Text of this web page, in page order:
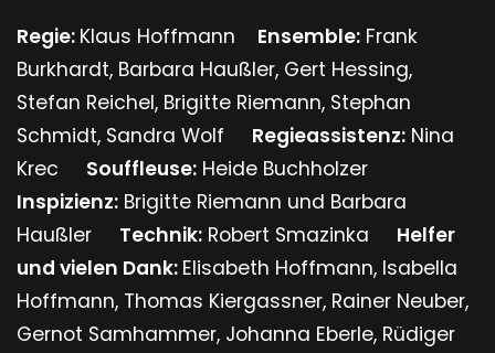
Regie: Klaus Hoffmann Ensemble: Frank
Burkhardt, Barbara Haußler, Gert Hessing,
Stefan Reichel, Brigitte Riemann, Stephan
Schmidt, Sandra Wolf Regieassistenz: Nina
Krec Souffleuse: Heide Buchholzer
Inspizienz: Brigitte Riemann und Barbara
Haußler Technik: Robert Smazinka Helfer
und vielen Dank: Elisabeth Hoffmann, Isabella
Hoffmann, Thomas Kiergassner, Rainer Neuber,
Gernot Samhammer, Johanna Eberle, Rüdiger